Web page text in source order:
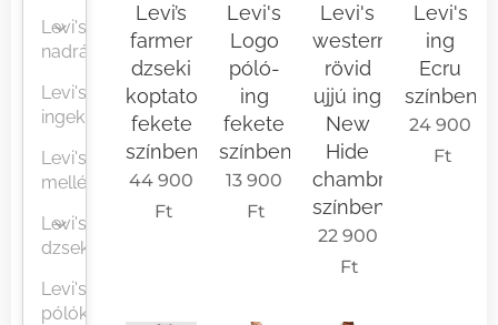
Levi's
nadrágok
Levi's
ingek
Levi's
mellények
Levi's
dzsekik
Levi's
pólók
Levi’s
farmer
dzseki
koptatott
fekete
színben
44 900
Ft
Levi's
Logo
póló-
ing
fekete
színben
13 900
Ft
Levi's
western
rövid
ujjú ing
New
Hide
chambray
színben
22 900
Ft
Levi's
ing
Ecru
színben
24 900
Ft